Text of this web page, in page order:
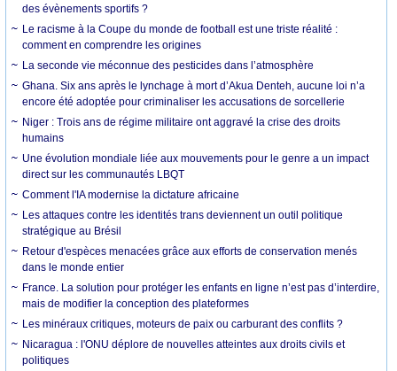
des évènements sportifs ?
Le racisme à la Coupe du monde de football est une triste réalité :
comment en comprendre les origines
La seconde vie méconnue des pesticides dans l’atmosphère
Ghana. Six ans après le lynchage à mort d’Akua Denteh, aucune loi n’a
encore été adoptée pour criminaliser les accusations de sorcellerie
Niger : Trois ans de régime militaire ont aggravé la crise des droits
humains
Une évolution mondiale liée aux mouvements pour le genre a un impact
direct sur les communautés LBQT
Comment l'IA modernise la dictature africaine
Les attaques contre les identités trans deviennent un outil politique
stratégique au Brésil
Retour d'espèces menacées grâce aux efforts de conservation menés
dans le monde entier
France. La solution pour protéger les enfants en ligne n’est pas d’interdire,
mais de modifier la conception des plateformes
Les minéraux critiques, moteurs de paix ou carburant des conflits ?
Nicaragua : l'ONU déplore de nouvelles atteintes aux droits civils et
politiques